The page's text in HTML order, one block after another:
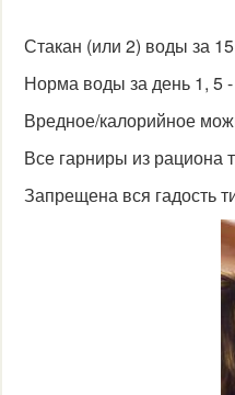
Стакан (или 2) воды за
Норма воды за день 1, 5
Вредное/калорийное
Все гарниры из рациона
Запрещена вся гадость